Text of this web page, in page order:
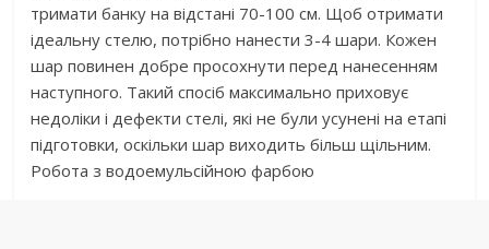
тримати банку на відстані 70-100 см. Щоб отримати
ідеальну стелю, потрібно нанести 3-4 шари. Кожен
шар повинен добре просохнути перед нанесенням
наступного. Такий спосіб максимально приховує
недоліки і дефекти стелі, які не були усунені на етапі
підготовки, оскільки шар виходить більш щільним.
Робота з водоемульсійною фарбою